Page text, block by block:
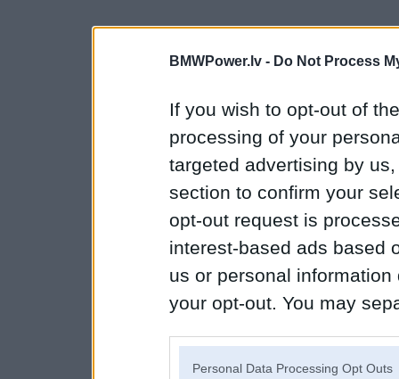
BMWPower.lv - Do Not Process
If you wish to opt-out of
processing of your
targeted advertising by
section to confirm your
opt-out request is
interest-based ads based
us or personal
your opt-out. You may
Personal Data Processing Opt Outs